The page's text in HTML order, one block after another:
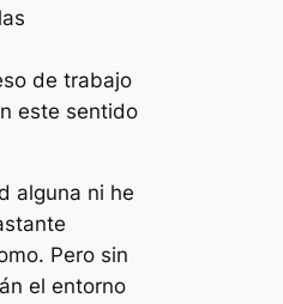
de trabajo
este sentido
alguna ni he
Pero sin
el entorno